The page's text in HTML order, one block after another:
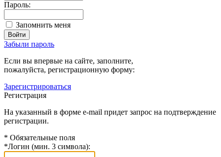
Пароль:
Запомнить меня
Забыли пароль
Если вы впервые на сайте, заполните,
пожалуйста, регистрационную форму:
Зарегистрироваться
Регистрация
На указанный в форме e-mail придет запрос на подтверждение
регистрации.
* Обязательные поля
*Логин (мин. 3 символа):